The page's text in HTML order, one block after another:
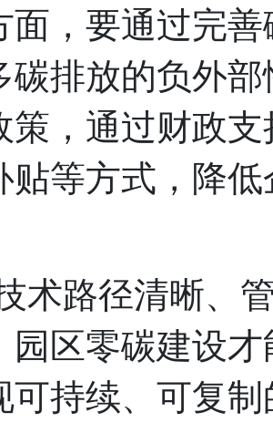
面，要通过完
碳排放的负外
策，通过财政
贴等方式，降
术路径清晰、
园区零碳建设
可持续、可复